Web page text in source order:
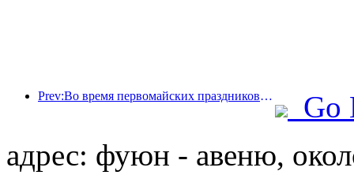
Prev:Во время первомайских праздников по железной дороге в дельте реки Янцзы было перевезено более 21,38 миллиона пассажиров.
Go
адрес: фуюн - авеню,